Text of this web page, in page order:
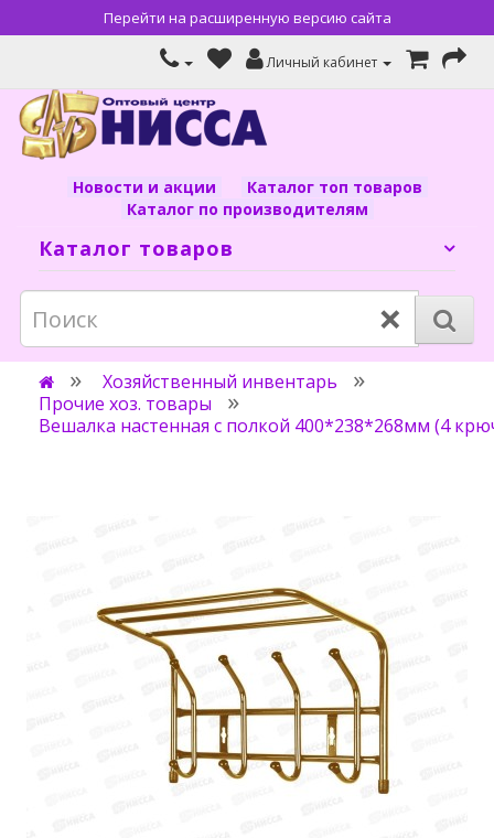
Перейти на расширенную версию сайта
Личный кабинет
Новости и акции
Каталог топ товаров
Каталог по производителям
Каталог товаров
×
Хозяйственный инвентарь
Прочие хоз. товары
Вешалка настенная с полкой 400*238*268мм (4